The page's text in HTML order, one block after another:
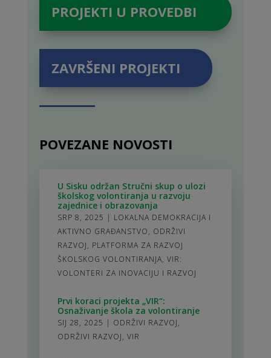
PROJEKTI U PROVEDBI
ZAVRŠENI PROJEKTI
POVEZANE NOVOSTI
U Sisku održan Stručni skup o ulozi
školskog volontiranja u razvoju
zajednice i obrazovanja
SRP 8, 2025 | LOKALNA DEMOKRACIJA I
AKTIVNO GRAĐANSTVO, ODRŽIVI
RAZVOJ, PLATFORMA ZA RAZVOJ
ŠKOLSKOG VOLONTIRANJA, VIR:
VOLONTERI ZA INOVACIJU I RAZVOJ
Prvi koraci projekta „VIR“:
Osnaživanje škola za volontiranje
SIJ 28, 2025 | ODRŽIVI RAZVOJ,
ODRŽIVI RAZVOJ, VIR